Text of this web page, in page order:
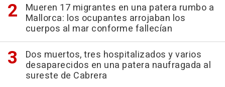
Mueren 17 migrantes en una patera rumbo a
Mallorca: los ocupantes arrojaban los
cuerpos al mar conforme fallecían
Dos muertos, tres hospitalizados y varios
desaparecidos en una patera naufragada al
sureste de Cabrera